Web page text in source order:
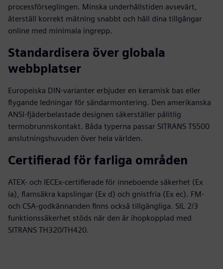
processförseglingen. Minska underhållstiden avsevärt,
återställ korrekt mätning snabbt och håll dina tillgångar
online med minimala ingrepp.
Standardisera över globala
webbplatser
Europeiska DIN-varianter erbjuder en keramisk bas eller
flygande ledningar för sändarmontering. Den amerikanska
ANSI-fjäderbelastade designen säkerställer pålitlig
termobrunnskontakt. Båda typerna passar SITRANS TS500
anslutningshuvuden över hela världen.
Certifierad för farliga områden
ATEX- och IECEx-certifierade för inneboende säkerhet (Ex
ia), flamsäkra kapslingar (Ex d) och gnistfria (Ex ec). FM-
och CSA-godkännanden finns också tillgängliga. SIL 2/3
funktionssäkerhet stöds när den är ihopkopplad med
SITRANS TH320/TH420.